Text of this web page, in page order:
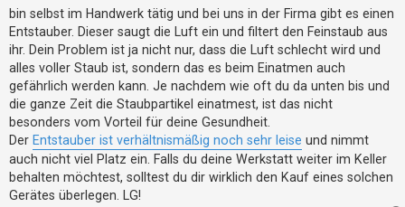
w
o
r
t
e
t
e
T
h
a
g
bin selbst im Handwerk tätig und bei uns in der Firma gibt es einen
Entstauber. Dieser saugt die Luft ein und filtert den Feinstaub aus
ihr. Dein Problem ist ja nicht nur, dass die Luft schlecht wird und
alles voller Staub ist, sondern das es beim Einatmen auch
gefährlich werden kann. Je nachdem wie oft du da unten bis und
die ganze Zeit die Staubpartikel einatmest, ist das nicht
besonders vom Vorteil für deine Gesundheit.
Der Entstauber ist verhältnismäßig noch sehr leise und nimmt
auch nicht viel Platz ein. Falls du deine Werkstatt weiter im Keller
behalten möchtest, solltest du dir wirklich den Kauf eines solchen
Gerätes überlegen. LG!